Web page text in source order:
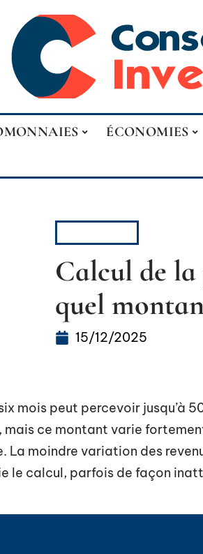
ÉCONOMIES
Calcul de la
quel
15/12/2025
mois peut percevoir jusqu’à
mais ce montant varie
La moindre variation des
le calcul, parfois de façon